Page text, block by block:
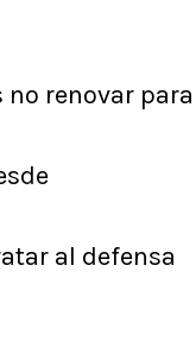
no renovar para
al defensa